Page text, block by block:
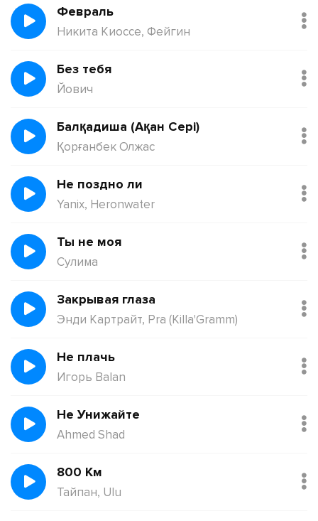
Февраль
Никита Киоссе, Фейгин
Без тебя
Йович
Балқадиша (Ақан Сері)
Қорғанбек Олжас
Не поздно ли
Yanix, Heronwater
Ты не моя
Сулима
Закрывая глаза
Энди Картрайт, Pra (Killa'Gramm)
Не плачь
Игорь Balan
Не Унижайте
Ahmed Shad
800 Км
Тайпан, Ulu